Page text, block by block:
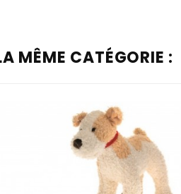
MÊME CATÉGORIE :